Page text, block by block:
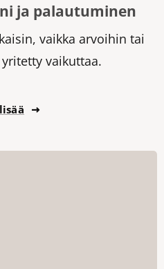
ja palautuminen
vaikka arvoihin tai
vaikuttaa.